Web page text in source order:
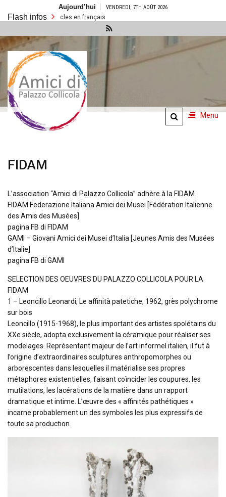
contenu
Aujourd’hui VENDREDI, 7TH AOÛT 2026
Flash infos
a pas d’articles en français
Amici di
Palazzo
Collicola
Menu
FIDAM
L’association “Amici di Palazzo Collicola” adhère à la FIDAM
FIDAM Federazione Italiana Amici dei Musei [Fédération Italienne
des Amis des Musées]
pagina FB di FIDAM
GAMI – Giovani Amici dei Musei d’Italia [Jeunes Amis des Musées
d’Italie]
pagina FB di GAMI
SELECTION DES OEUVRES DU PALAZZO COLLICOLA POUR LA
FIDAM
1 – Leoncillo Leonardi, Le affinità patetiche, 1962, grès polychrome
sur bois
Leoncillo (1915-1968), le plus important des artistes spolétains du
XXe siècle, adopta exclusivement la céramique pour réaliser ses
modelages. Représentant majeur de l’art informel italien, il fut à
l’origine d’extraordinaires sculptures anthropomorphes ou
arborescentes dans lesquelles il matérialise ses propres
métaphores existentielles, faisant coïncider les coupures, les
mutilations, les lacérations de la matière dans un rapport
dramatique et intime. L’œuvre des « affinités pathétiques »
incarne probablement un des symboles les plus expressifs de
toute sa production.